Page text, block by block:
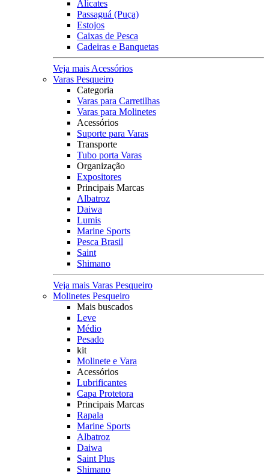
Alicates
Passaguá (Puça)
Estojos
Caixas de Pesca
Cadeiras e Banquetas
Veja mais Acessórios
Varas Pesqueiro
Categoria
Varas para Carretilhas
Varas para Molinetes
Acessórios
Suporte para Varas
Transporte
Tubo porta Varas
Organização
Expositores
Principais Marcas
Albatroz
Daiwa
Lumis
Marine Sports
Pesca Brasil
Saint
Shimano
Veja mais Varas Pesqueiro
Molinetes Pesqueiro
Mais buscados
Leve
Médio
Pesado
kit
Molinete e Vara
Acessórios
Lubrificantes
Capa Protetora
Principais Marcas
Rapala
Marine Sports
Albatroz
Daiwa
Saint Plus
Shimano